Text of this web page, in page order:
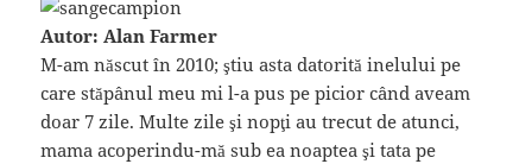
Autor: Alan Farmer
M-am născut în 2010; ştiu asta datorită inelului pe
care stăpânul meu mi l-a pus pe picior când aveam
doar 7 zile. Multe zile şi nopţi au trecut de atunci,
mama acoperindu-mă sub ea noaptea şi tata pe